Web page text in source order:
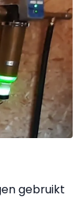
gebruikt